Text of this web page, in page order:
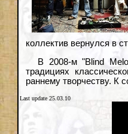
коллектив вернулся в
В 2008-м "Blind
традициях
раннему творчеству. К
Last update 25.03.10